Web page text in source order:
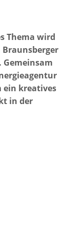
Thema wird
Braunsberger
Gemeinsam
ein kreatives
in der